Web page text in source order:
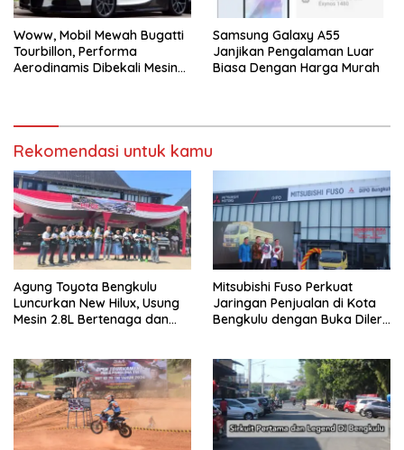
Woww, Mobil Mewah Bugatti
Tourbillon, Performa
Aerodinamis Dibekali Mesin
Samsung Galaxy A55
Janjikan Pengalaman Luar
Biasa Dengan Harga Murah
Rekomendasi untuk kamu
Agung Toyota Bengkulu
Luncurkan New Hilux, Usung
Mesin 2.8L Bertenaga dan
Mitsubishi Fuso Perkuat
Jaringan Penjualan di Kota
Bengkulu dengan Buka Diler